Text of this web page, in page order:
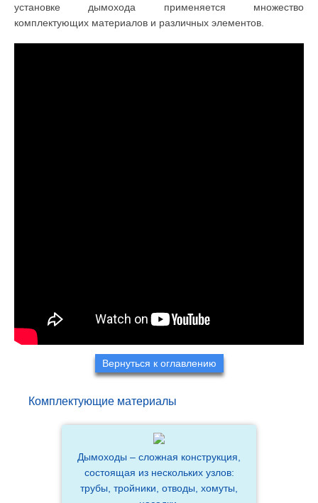
установке дымохода применяется множество
комплектующих материалов и различных элементов.
Вернуться к оглавлению
Комплектующие материалы
Дымоходы – сложная конструкция,
состоящая из нескольких узлов:
трубы, тройники, отводы, хомуты,